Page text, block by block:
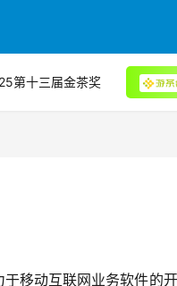
第十三届金茶奖
移动互联网业务软件的